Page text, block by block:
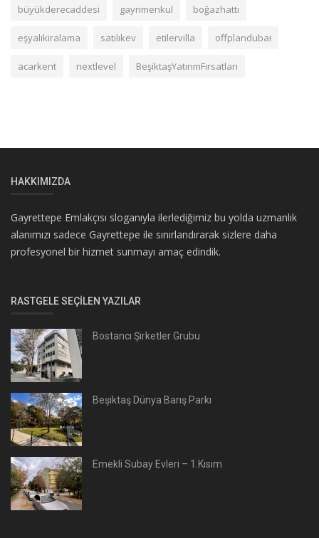
büyükderecaddesi gayrimenkul boğazhattı
eşyalıkiralama satılıkev etilervilla offplandubai
acarkent nextlevel BeşiktaşYatırımFırsatları
HAKKIMIZDA
Gayrettepe Emlakçısı sloganıyla ilerlediğimiz bu yolda uzmanlık
alanımızı sadece Gayrettepe ile sınırlandırarak sizlere daha
profesyonel bir hizmet sunmayı amaç edindik.
RASTGELE SEÇILEN YAZILAR
Bostancı Şirketler Grubu
Beşiktaş Dünya Barış Parkı
Emekli Subay Evleri – 1.Kısım